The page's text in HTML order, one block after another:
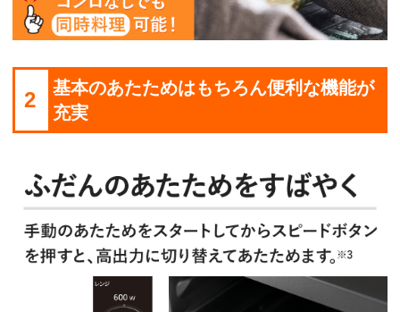
2
基本のあたためはもちろん便利な機能が
充実